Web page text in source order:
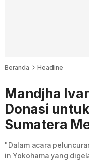
Beranda Headline
Mandjha
Donasi
Sumatera
"Dalam acara
in Yokohama yang